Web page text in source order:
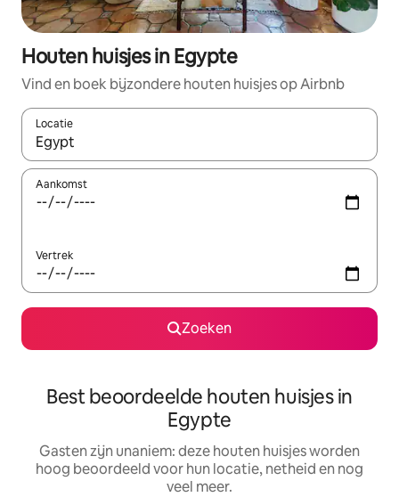
Houten huisjes in Egypte
Vind en boek bijzondere houten huisjes op Airbnb
Locatie
Wanneer er resultaten beschikbaar zijn, maak je een keuze
Aankomst
Vertrek
Zoeken
Best beoordeelde houten huisjes in
Egypte
Gasten zijn unaniem: deze houten huisjes worden
hoog beoordeeld voor hun locatie, netheid en nog
veel meer.